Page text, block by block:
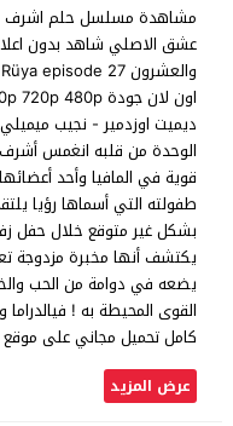
ديميت اوزدمير - نجيب
الوحدة من قلبه انغمس
قوية في المافيا وأحد
طفولته التي أسماها رؤيا
بشكل غير متوقع خلال حفل
يكتشف أنها مخبرة مزدوجة
يضعه في دوامة من الحب
القوى المحيطة به !
كامل تحميل مجاني على
عرض المزيد